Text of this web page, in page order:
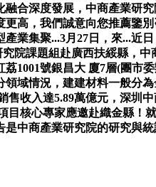
合深度發展，中商產業研
高，我們誠意向您推薦鑒
業集聚...3月27日，來...
院課題組赴廣西扶綏縣，
1001號銀昌大 廈7層(團市
域情況，建建材料一般分
收入達5.89萬億元，深
核心專家應邀赴織金縣！
中商產業研究院的研究與